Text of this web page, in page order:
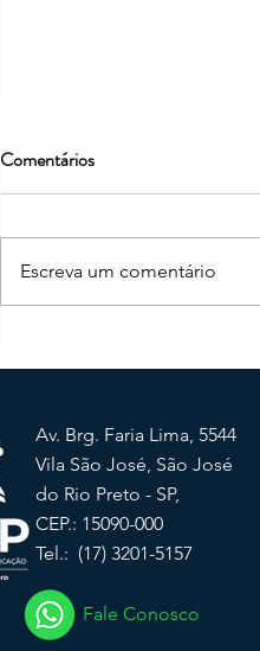
Publicação e Etapas
Comentários
Escreva um comentário
Av. Brg. Faria Lima, 5544
Vila São José, São José
do Rio Preto - SP,
CEP.: 15090-000
Tel.: (17) 3201-5157
Fale Conosco